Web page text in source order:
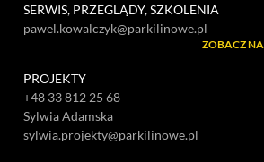
ZOBACZ
SERWIS, PRZEGLĄDY, SZKOLENIA
pawel.kowalczyk@parkilinowe.pl
PROJEKTY
+48 33 812 25 68
Sylwia Adamska
sylwia.projekty@parkilinowe.pl